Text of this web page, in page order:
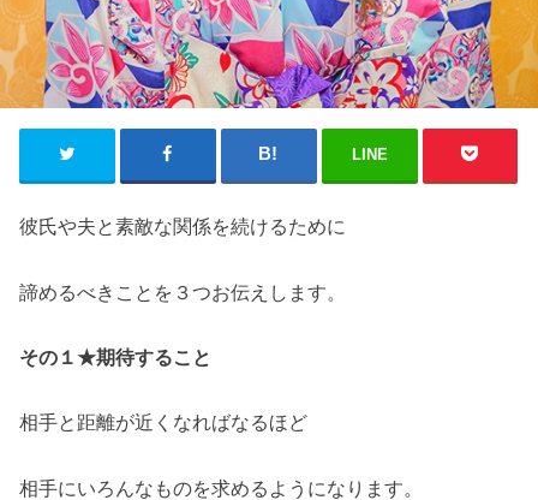
LINE
彼氏や夫と素敵な関係を続けるために
諦めるべきことを３つお伝えします。
その１★期待すること
相手と距離が近くなればなるほど
相手にいろんなものを求めるようになります。